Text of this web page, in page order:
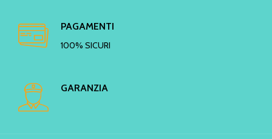
PAGAMENTI
100% SICURI
GARANZIA